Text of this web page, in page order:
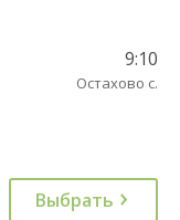
9:10
Остахово с.
Выбрать